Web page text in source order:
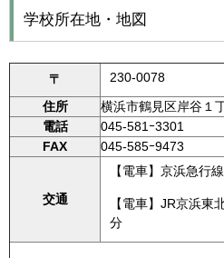
学校所在地・地図
〒
230-0078
住所
横浜市鶴見区岸谷１
電話
045-581ｰ3301
FAX
045-585ｰ9473
交通
【電車】京浜
【電車】JR京浜
分